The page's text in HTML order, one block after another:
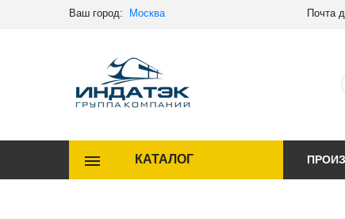
Ваш город: Москва Почта
КАТАЛОГ